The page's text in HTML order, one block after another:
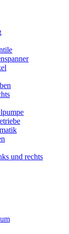
und rechts